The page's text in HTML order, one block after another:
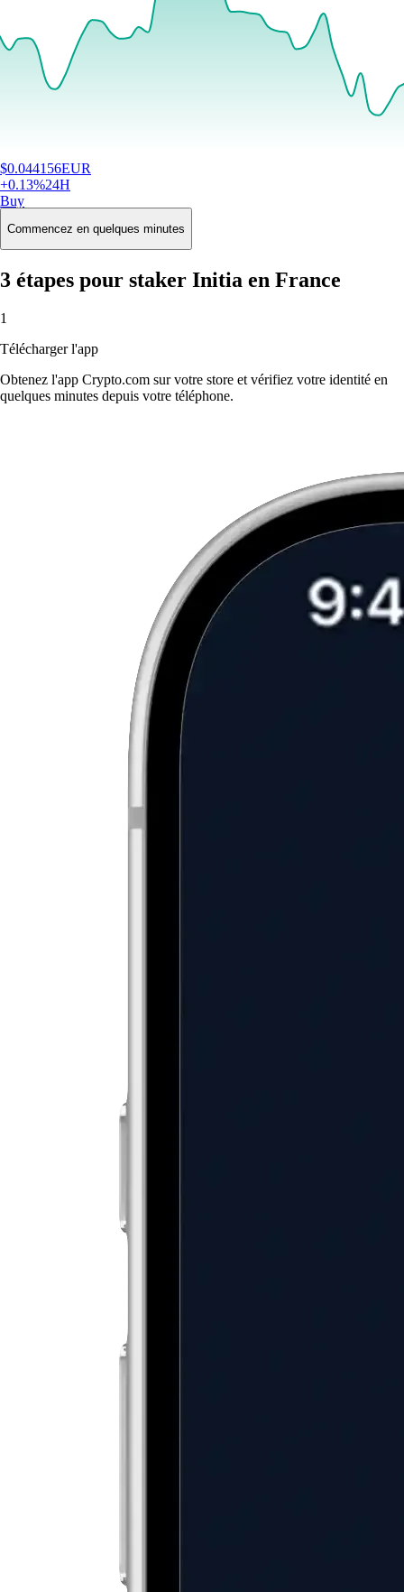
$0.044156EUR
+0.13%24H
Buy
Commencez en quelques minutes
3 étapes pour staker Initia en France
1
Télécharger l'app
Obtenez l'app Crypto.com sur votre store et vérifiez votre identité en
quelques minutes depuis votre téléphone.